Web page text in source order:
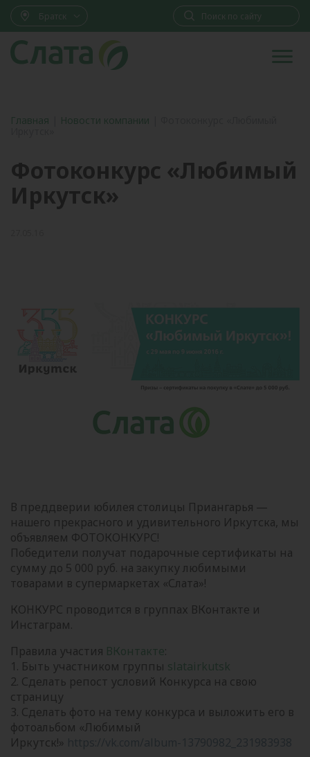
Братск
Главная Новости компании
Фотоконкурс «Любимый
Иркутск»
В преддверии юбилея столицы Приангарья —
нашего прекрасного и удивительного Иркутска, мы
объявляем ФОТОКОНКУРС!
Победители получат подарочные сертификаты на
сумму до 5 000 руб. на закупку любимыми
товарами в супермаркетах «Слата»!
КОНКУРС проводится в группах ВКонтакте и
Инстаграм.
Правила участия ВКонтакте:
1. Быть участником группы slatairkutsk
2. Сделать репост условий Конкурса на свою
страницу
3. Сделать фото на тему конкурса и выложить его в
фотоальбом «Любимый
Иркутск!»